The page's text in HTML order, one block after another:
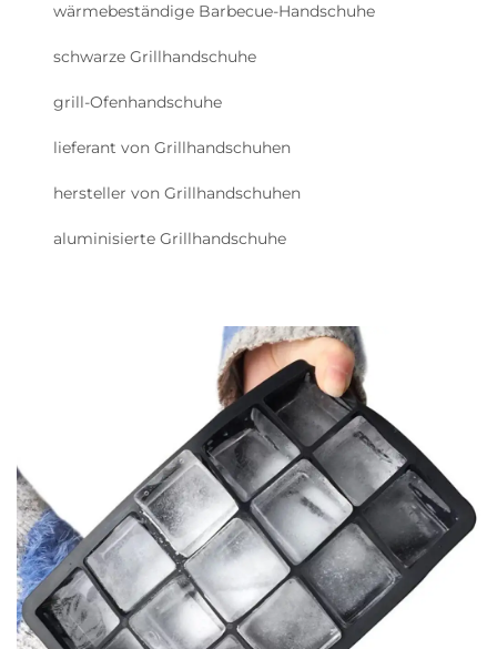
wärmebeständige Barbecue-Handschuhe
schwarze Grillhandschuhe
grill-Ofenhandschuhe
lieferant von Grillhandschuhen
hersteller von Grillhandschuhen
aluminisierte Grillhandschuhe